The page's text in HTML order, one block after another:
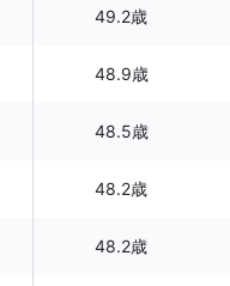
49.2歳
48.9歳
48.5歳
48.2歳
48.2歳